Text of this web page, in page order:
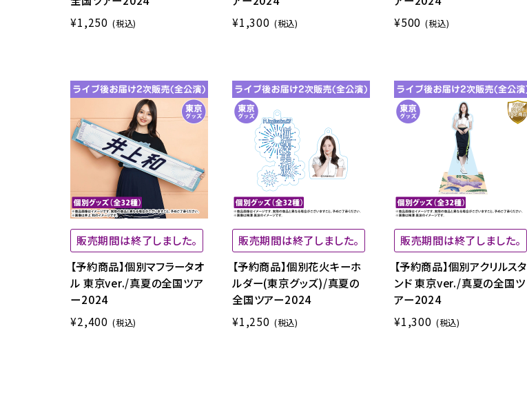
¥1,250 (税込)
¥1,300 (税込)
¥500 (税込)
販売期間は終了しました。
【予約商品】個別マフラータオ
ル 東京ver./真夏の全国ツア
ー2024
¥2,400 (税込)
販売期間は終了しました。
【予約商品】個別花火キーホ
ルダー(東京グッズ)/真夏の
全国ツアー2024
¥1,250 (税込)
販売期間は終了しました。
【予約商品】個別アクリルスタ
ンド 東京ver./真夏の全国ツ
アー2024
¥1,300 (税込)